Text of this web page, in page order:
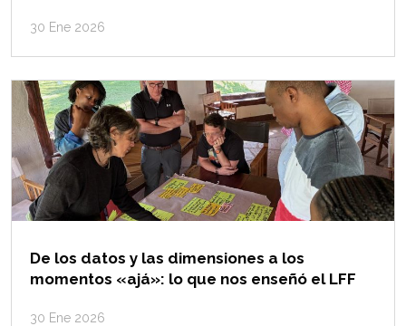
30 Ene 2026
De los datos y las dimensiones a los
momentos «ajá»: lo que nos enseñó el LFF
30 Ene 2026